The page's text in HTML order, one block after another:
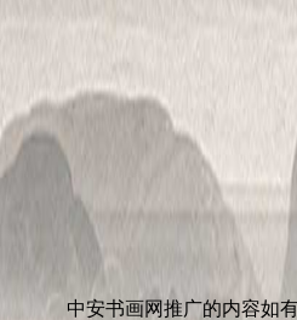
中安书画网推广的内容如